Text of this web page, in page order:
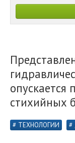
опускается
стихийных
ТЕХНОЛОГИИ